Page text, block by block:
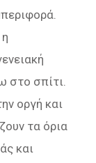
στο σπίτι.
οργή και
τα όρια
και